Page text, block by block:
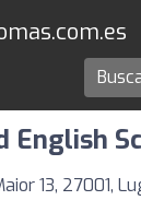
de idiomas en
English
13, 27001,